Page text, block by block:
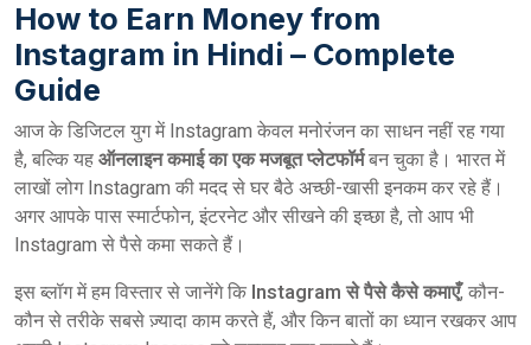
How to Earn Money from
Instagram in Hindi – Complete
Guide
आज के डिजिटल युग में Instagram केवल मनोरंजन का साधन नहीं रह गया
है, बल्कि यहऑनलाइन कमाई का एक मजबूत प्लेटफॉर्मबन चुका है। भारत में
लाखों लोग Instagram की मदद से घर बैठे अच्छी-खासी इनकम कर रहे हैं।
अगर आपके पास स्मार्टफोन, इंटरनेट और सीखने की इच्छा है, तो आप भी
Instagram से पैसे कमा सकते हैं।
इस ब्लॉग में हम विस्तार से जानेंगे कि Instagram से पैसे कैसे कमाएँ, कौन-
कौन से तरीके सबसे ज़्यादा काम करते हैं, और किन बातों का ध्यान रखकर आप